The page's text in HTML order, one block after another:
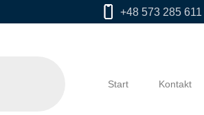
+48 573 285 611
Start Kontakt